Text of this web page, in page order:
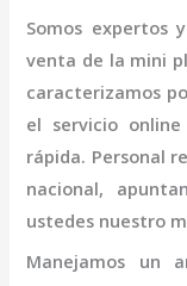
Somos expertos
venta de la mini
caracterizamos
el servicio
rápida. Personal
nacional,
ustedes nuestro
Manejamos un